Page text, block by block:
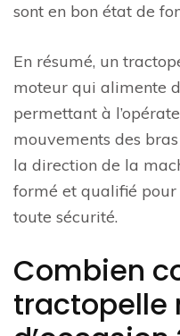
sont en bon état de
En résumé, un
moteur qui alimente
permettant à
mouvements des
la direction de la
formé et qualifié
toute sécurité.
Combien
tractopelle